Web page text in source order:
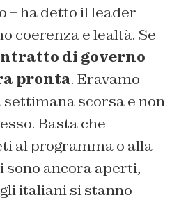
– ha detto il leader
coerenza e lealtà. Se
di governo
pronta. Eravamo
scorsa e non
Basta che
al programma o alla
sono ancora aperti,
italiani si stanno